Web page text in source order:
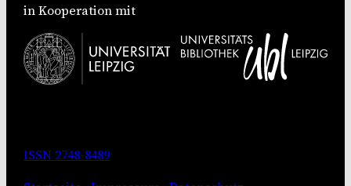
in Kooperation mit
ISSN 2748-8489